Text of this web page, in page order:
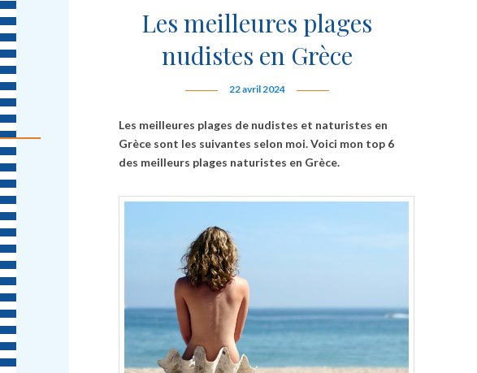
Les meilleures plages
nudistes en Grèce
22 avril 2024
Les meilleures plages de nudistes et naturistes en
Grèce sont les suivantes selon moi. Voici mon top 6
des meilleurs plages naturistes en Grèce.